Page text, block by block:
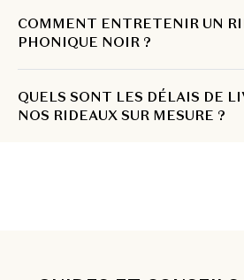
COMMENT ENTRETENIR UN
PHONIQUE NOIR ?
QUELS SONT LES DÉLAIS DE
NOS RIDEAUX SUR MESURE ?